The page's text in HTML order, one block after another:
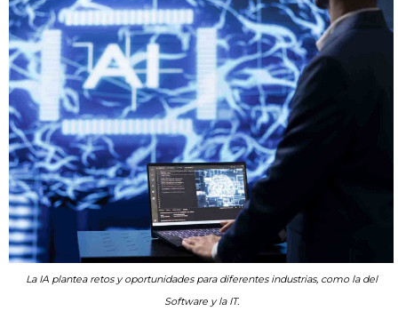
La IA plantea retos y oportunidades para diferentes industrias, como la del
Software y la IT.